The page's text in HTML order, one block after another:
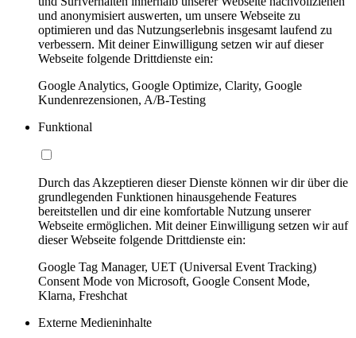
und anonymisiert auswerten, um unsere Webseite zu
optimieren und das Nutzungserlebnis insgesamt laufend zu
verbessern. Mit deiner Einwilligung setzen wir auf dieser
Webseite folgende Drittdienste ein:
Google Analytics, Google Optimize, Clarity, Google
Kundenrezensionen, A/B-Testing
Funktional
Durch das Akzeptieren dieser Dienste können wir dir über die
grundlegenden Funktionen hinausgehende Features
bereitstellen und dir eine komfortable Nutzung unserer
Webseite ermöglichen. Mit deiner Einwilligung setzen wir auf
dieser Webseite folgende Drittdienste ein:
Google Tag Manager, UET (Universal Event Tracking)
Consent Mode von Microsoft, Google Consent Mode,
Klarna, Freshchat
Externe Medieninhalte